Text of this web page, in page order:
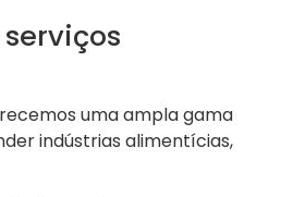
uma ampla gama
indústrias alimentícias,